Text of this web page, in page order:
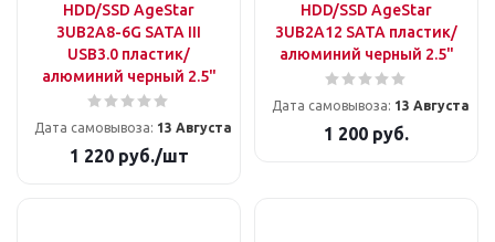
HDD/SSD AgeStar
3UB2A8-6G SATA III
USB3.0 пластик/
алюминий черный 2.5"
Дата самовывоза: 13 Августа
1 220руб./шт
HDD/SSD AgeStar
3UB2A12 SATA пластик/
алюминий черный 2.5"
Дата самовывоза: 13 Августа
1 200 руб.